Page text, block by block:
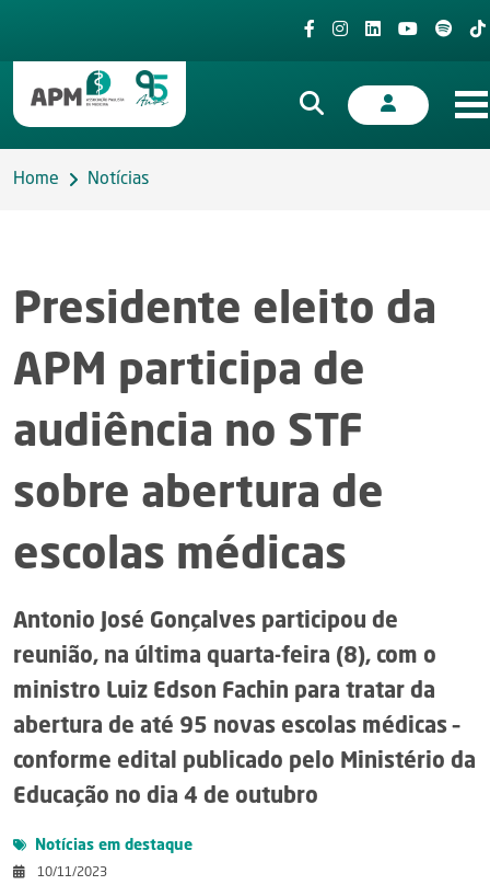
Home Notícias
Presidente eleito da
APM participa de
audiência no STF
sobre abertura de
escolas médicas
Antonio José Gonçalves participou de
reunião, na última quarta-feira (8), com o
ministro Luiz Edson Fachin para tratar da
abertura de até 95 novas escolas médicas –
conforme edital publicado pelo Ministério da
Educação no dia 4 de outubro
Notícias em destaque
10/11/2023